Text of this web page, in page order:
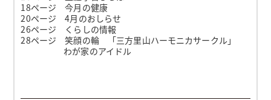
18ページ 今月の健康
20ページ 4月のおしらせ
26ページ くらしの情報
28ページ 笑顔の輪 「三方里山ハーモニカサークル」
わが家のアイドル